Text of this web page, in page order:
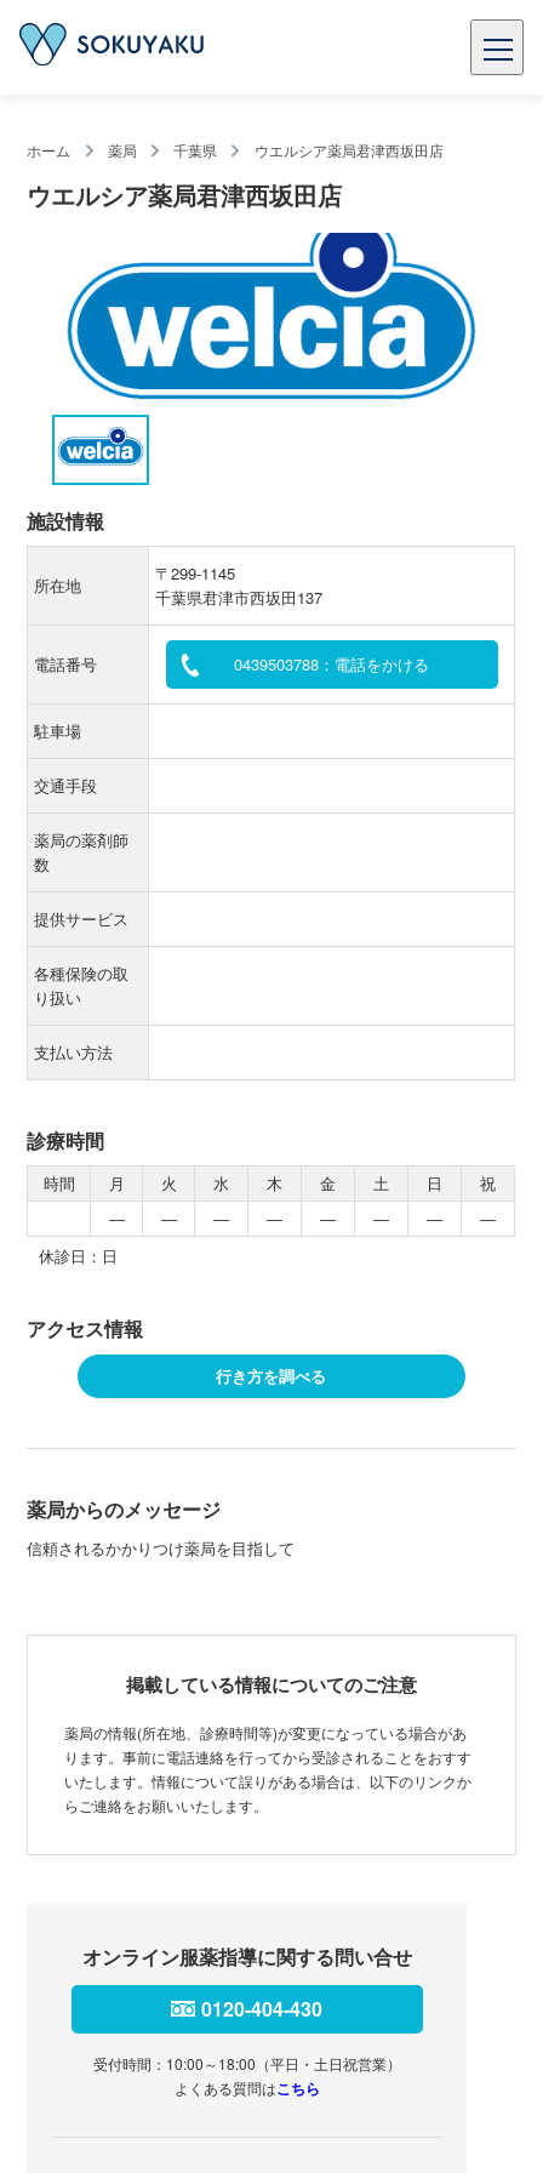
ホーム 薬局 千葉県 ウエルシア薬局君津西坂田店
ウエルシア薬局君津西坂田店
施設情報
所在地
〒299-1145
千葉県君津市西坂田137
電話番号 0439503788：電話をかける
駐車場
交通手段
薬局の薬剤師
数
提供サービス
各種保険の取
り扱い
支払い方法
診療時間
時間 月 火 水 木 金 土 日
祝
―
― ― ― ― ― ―
―
休診日：日
アクセス情報
行き方を調べる
薬局からのメッセージ
信頼されるかかりつけ薬局を目指して
掲載している情報についてのご注意
薬局の情報(所在地、診療時間等)が変更になっている場合があ
ります。事前に電話連絡を行ってから受診されることをおすす
いたします。情報について誤りがある場合は、以下のリンクか
らご連絡をお願いいたします。
オンライン服薬指導に関する問い合せ
0120-404-430
受付時間：10:00～18:00（平日・土日祝営業）
よくある質問はこちら